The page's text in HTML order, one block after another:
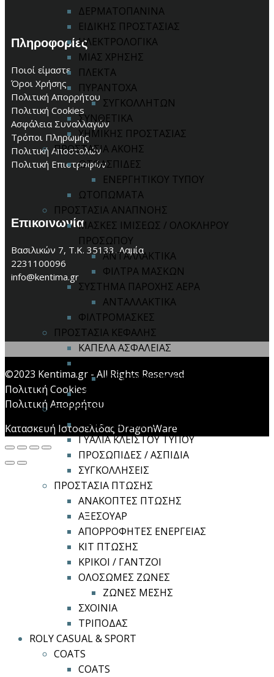
ΔΕΡΜΑΤΟΠΑΝΙΝΑ
ΕΙΔΙΚΗΣ ΠΡΟΣΤΑΣΙΑΣ
ΗΛΕΚΤΡΟΛΟΓΙΚΑ
ΜΙΑΣ ΧΡΗΣΗΣ
ΠΛΕΚΤΑ
ΠΥΡΑΝΤΟΧΑ
ΣΥΓΚΟΛΛΗΤΩΝ
ΣΥΝΘΕΤΙΚΑ
ΧΗΜΙΚΗΣ ΠΡΟΣΤΑΣΙΑΣ
ΠΡΟΣΤΑΣΙΑ ΑΚΟΗΣ
ΩΤΟΑΣΠΙΔΕΣ
ΕΝΕΡΓΗΤΙΚΟΥ ΤΥΠΟΥ
ΩΤΟΠΩΜΑΤΑ
ΠΡΟΣΤΑΣΙΑ ΑΝΑΠΝΟΗΣ
ΜΑΣΚΕΣ ΙΜΙΣΕΩΣ / ΟΛΟΚΛΗΡΟΥ
ΠΡΟΣΩΠΟΥ
ΑΝΤΑΛΛΑΚΤΙΚΑ
ΦΙΛΤΡΑ ΜΑΣΚΩΝ
ΣΥΣΤΗΜΑ ΠΑΡΟΧΗΣ ΑΕΡΑ
ΑΝΤΑΛΛΑΚΤΙΚΑ
ΦΙΛΤΡΟΜΑΣΚΕΣ
ΠΡΟΣΤΑΣΙΑ ΚΕΦΑΛΗΣ
ΚΑΠΕΛΑ ΑΣΦΑΛΕΙΑΣ
ΑΞΕΣΟΥΑΡ ΚΡΑΝΩΝ
ΣΥΣΤΗΜΑ ΠΟΛΛΑΠΛΗΣ ΠΡΟΣΤΑΣΙΑΣ
ΠΡΟΣΤΑΣΙΑ ΟΡΑΣΗΣ
ΓΥΑΛΙΑ ΑΝΟΙΧΤΟΥ ΤΥΠΟΥ
ΓΥΑΛΙΑ ΚΛΕΙΣΤΟΥ ΤΥΠΟΥ
ΠΡΟΣΩΠΙΔΕΣ / ΑΣΠΙΔΙΑ
ΣΥΓΚΟΛΛΗΣΕΙΣ
ΠΡΟΣΤΑΣΙΑ ΠΤΩΣΗΣ
ΑΝΑΚΟΠΤΕΣ ΠΤΩΣΗΣ
ΑΞΕΣΟΥΑΡ
ΑΠΟΡΡΟΦΗΤΕΣ ΕΝΕΡΓΕΙΑΣ
ΚΙΤ ΠΤΩΣΗΣ
ΚΡΙΚΟΙ / ΓΑΝΤΖΟΙ
ΟΛΟΣΩΜΕΣ ΖΩΝΕΣ
ΖΩΝΕΣ ΜΕΣΗΣ
ΣΧΟΙΝΙΑ
ΤΡΙΠΟΔΑΣ
ROLY CASUAL & SPORT
COATS
COATS
Πληροφορίες
Ποιοί είμαστε
Όροι Χρήσης
Πολιτική Απορρήτου
Πολιτική Cookies
Ασφάλεια Συναλλαγών
Τρόποι Πληρωμής
Πολιτική Αποστολών
Πολιτική Επιστροφών
Επικοινωνία
Βασιλικών 7, Τ.Κ. 35133, Λαμία
2231100096
info@kentima.gr
©2023 Kentima.gr - All Rights Reserved
Πολιτική Cookies
Πολιτική Απορρήτου
Κατασκευή Ιστοσελίδας DragonWare